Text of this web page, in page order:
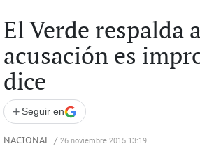
El Verde respalda
acusación es
dice
+ Seguir en
NACIONAL / 26 noviembre 2015 13:19